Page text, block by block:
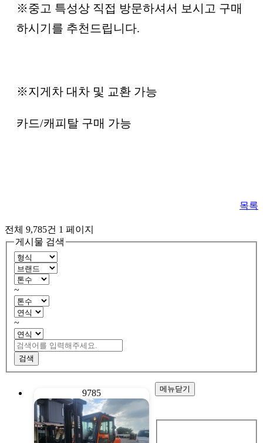
※중고 특성상 직접 방문하셔서 보시고 구매
하시기를 추천드립니다.
※지게차 대차 및 교환 가능
카드/캐피탈 구매 가능
목록
전체 9,785건 1 페이지
게시물 검색
~
~
검색
9785 메뉴닫기
회